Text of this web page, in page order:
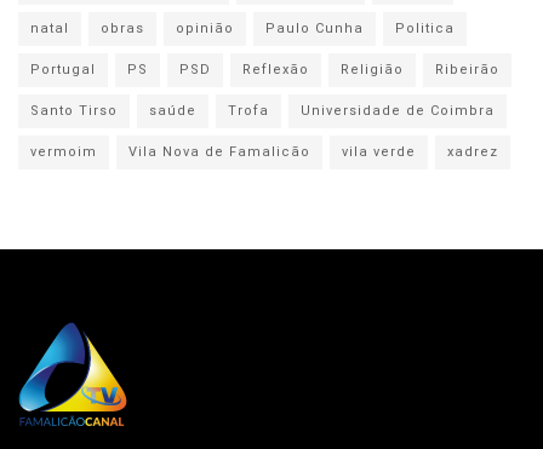
natal
obras opinião Paulo Cunha
Politica
Portugal
PS PSD Reflexão Religião
Ribeirão
Santo Tirso
saúde Trofa
Universidade de Coimbra
vermoim
Vila Nova de Famalicão vila verde xadrez